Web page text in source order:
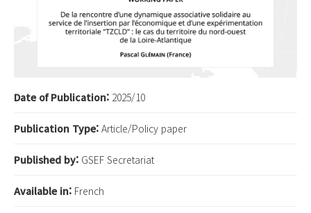
Date of Publication: 2025/10
Publication Type: Article/Policy paper
Published by: GSEF Secretariat
Available in: French